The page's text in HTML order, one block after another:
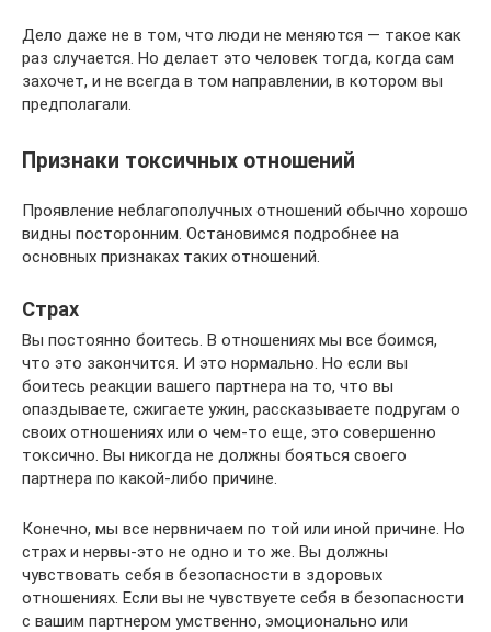
Дело даже не в том, что люди не меняются — такое как
раз случается. Но делает это человек тогда, когда сам
захочет, и не всегда в том направлении, в котором вы
предполагали.
Признаки токсичных отношений
Проявление неблагополучных отношений обычно хорошо
видны посторонним. Остановимся подробнее на
основных признаках таких отношений.
Страх
Вы постоянно боитесь. В отношениях мы все боимся,
что это закончится. И это нормально. Но если вы
боитесь реакции вашего партнера на то, что вы
опаздываете, сжигаете ужин, рассказываете подругам о
своих отношениях или о чем-то еще, это совершенно
токсично. Вы никогда не должны бояться своего
партнера по какой-либо причине.
Конечно, мы все нервничаем по той или иной причине. Но
страх и нервы-это не одно и то же. Вы должны
чувствовать себя в безопасности в здоровых
отношениях. Если вы не чувствуете себя в безопасности
с вашим партнером умственно, эмоционально или